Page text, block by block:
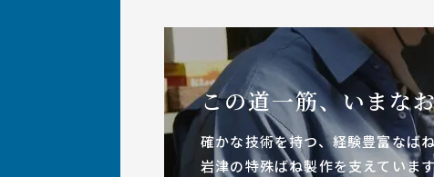
この道一筋、いまな
確かな技術を持つ、経験豊富なば
岩津の特殊ばね製作を支えています